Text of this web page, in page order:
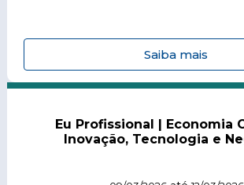
Saiba mais
Eu Profissional | Economia
Inovação, Tecnologia e